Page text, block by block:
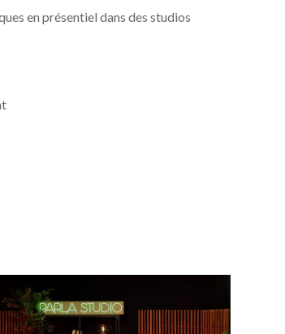
en présentiel dans des studios